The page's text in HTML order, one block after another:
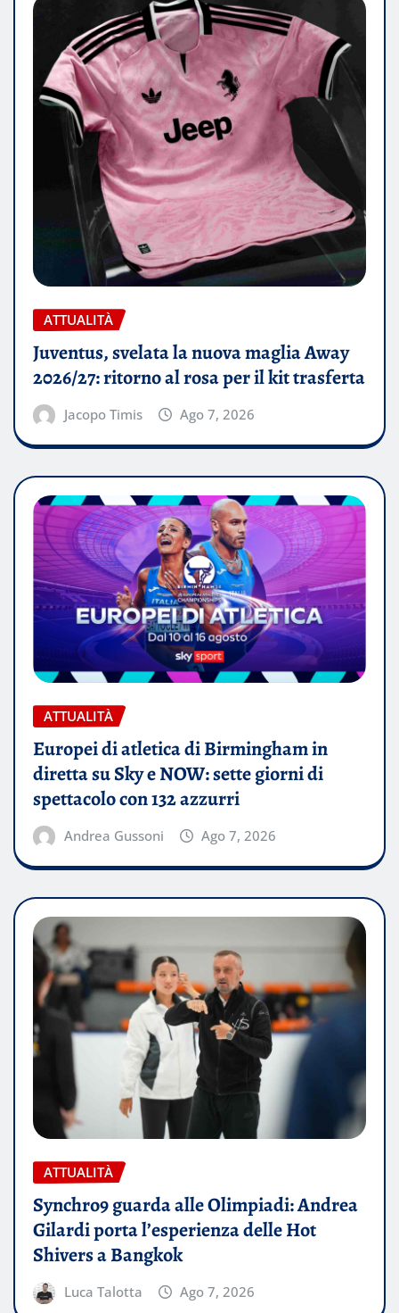
ATTUALITÀ
Juventus, svelata la nuova maglia Away
2026/27: ritorno al rosa per il kit trasferta
Jacopo Timis Ago 7, 2026
ATTUALITÀ
Europei di atletica di Birmingham in
diretta su Sky e NOW: sette giorni di
spettacolo con 132 azzurri
Andrea Gussoni Ago 7, 2026
ATTUALITÀ
Synchro9 guarda alle Olimpiadi: Andrea
Gilardi porta l’esperienza delle Hot
Shivers a Bangkok
Luca Talotta Ago 7, 2026